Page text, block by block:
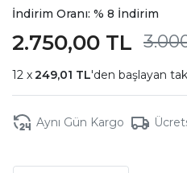
İndirim Oranı: % 8 İndirim
2.750,00 TL
249,01 TL'den başlayan
Aynı Gün Kargo